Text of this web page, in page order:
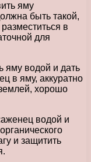
яму
быть такой,
в
для
яму водой и дать
в яму, аккуратно
хорошо
водой и
и защитить